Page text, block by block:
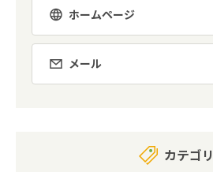
ホームページ
メール
カテゴリ